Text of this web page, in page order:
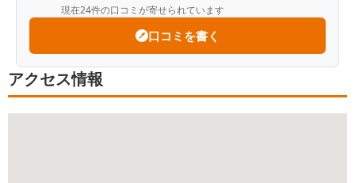
現在24件の口コミが寄せられています
口コミを書く
アクセス情報